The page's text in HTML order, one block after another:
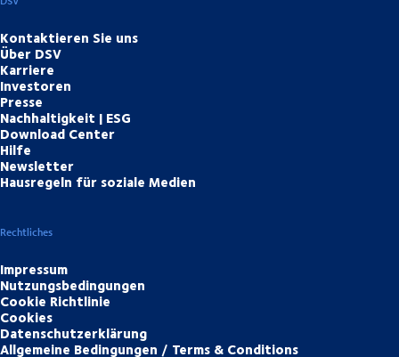
Kontaktieren Sie uns
Über DSV
Karriere
Investoren
Presse
Nachhaltigkeit | ESG
Download Center
Hilfe
Newsletter
Hausregeln für soziale Medien
Rechtliches
Impressum
Nutzungsbedingungen
Cookie Richtlinie
Cookies
Datenschutzerklärung
Allgemeine Bedingungen / Terms & Conditions